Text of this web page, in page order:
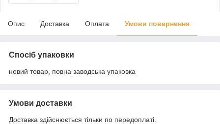
Опис Доставка Оплата Умови повернення
Спосіб упаковки
новий товар, повна заводська упаковка
Умови доставки
Доставка здійснюється тільки по передоплаті.